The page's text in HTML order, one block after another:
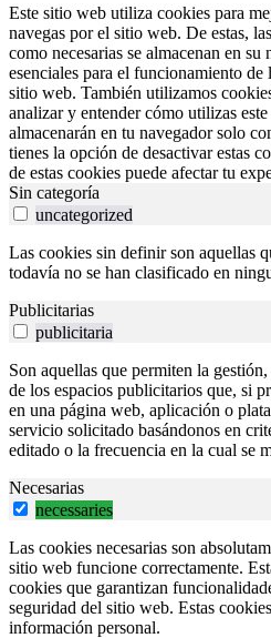
Este sitio web utiliza cookies para
navegas por el sitio web. De estas,
como necesarias se almacenan en su
esenciales para el funcionamiento de
sitio web. También utilizamos
analizar y entender cómo utilizas
almacenarán en tu navegador solo
tienes la opción de desactivar estas
de estas cookies puede afectar tu
Sin categoría
uncategorized
Las cookies sin definir son aquellas
todavía no se han clasificado en
Publicitarias
publicitaria
Son aquellas que permiten la
de los espacios publicitarios que, si
en una página web, aplicación o
servicio solicitado basándonos en
editado o la frecuencia en la cual se
Necesarias
necessaries
Las cookies necesarias son
sitio web funcione correctamente.
cookies que garantizan
seguridad del sitio web. Estas
información personal.